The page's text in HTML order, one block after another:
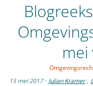
mei
15 mei 2017 · Julian Kramer ,